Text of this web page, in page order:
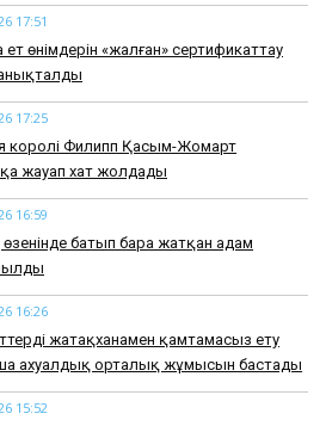
17:51
өнімдерін «жалған» сертификаттау
17:25
королі Филипп Қасым-Жомарт
жауап хат жолдады
16:59
батып бара жатқан адам
16:26
жатақханамен қамтамасыз ету
ахуалдық орталық жұмысын бастады
15:52